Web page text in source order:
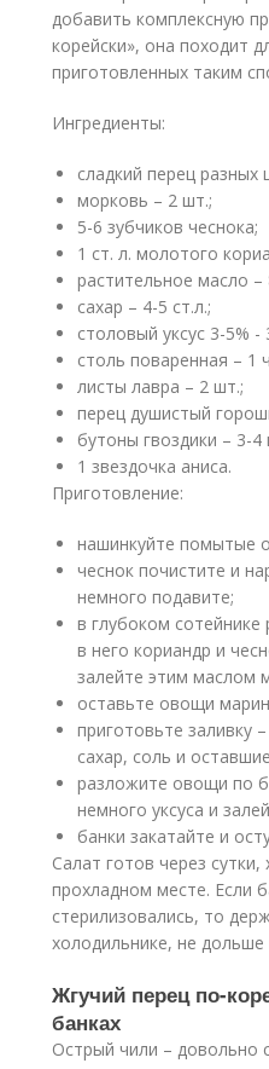
добавить комплексную
корейски», она походит
приготовленных таким
Ингредиенты:
сладкий перец разных
морковь – 2 шт.;
5-6 зубчиков чеснока;
1 ст. л. молотого
растительное масло –
сахар – 4-5 ст.л.;
столовый уксус 3-5% -
столь поваренная – 1
листы лавра – 2 шт.;
перец душистый
бутоны гвоздики – 3-4
1 звездочка аниса.
Приготовление:
нашинкуйте помытые
чеснок почистите и
немного подавите;
в глубоком
в него кориандр и
залейте этим маслом
оставьте овощи
приготовьте заливку
сахар, соль и
разложите овощи по
немного уксуса и
банки закатайте и
Салат готов через сутки,
прохладном месте. Если
стерилизовались, то
холодильнике, не дольше
Жгучий перец по-
банках
Острый чили – довольно